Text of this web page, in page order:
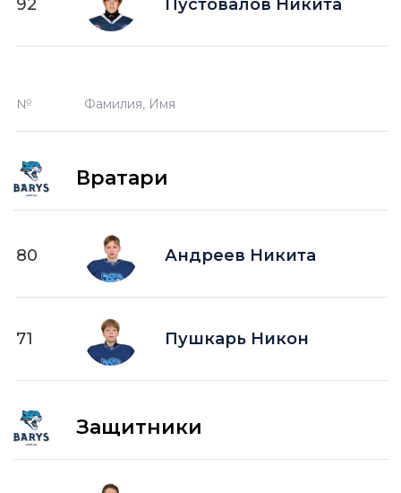
92 Пустовалов Никита
№ Фамилия, Имя
Вратари
80 Андреев Никита
71 Пушкарь Никон
Защитники